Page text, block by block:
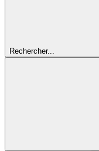
Rechercher...